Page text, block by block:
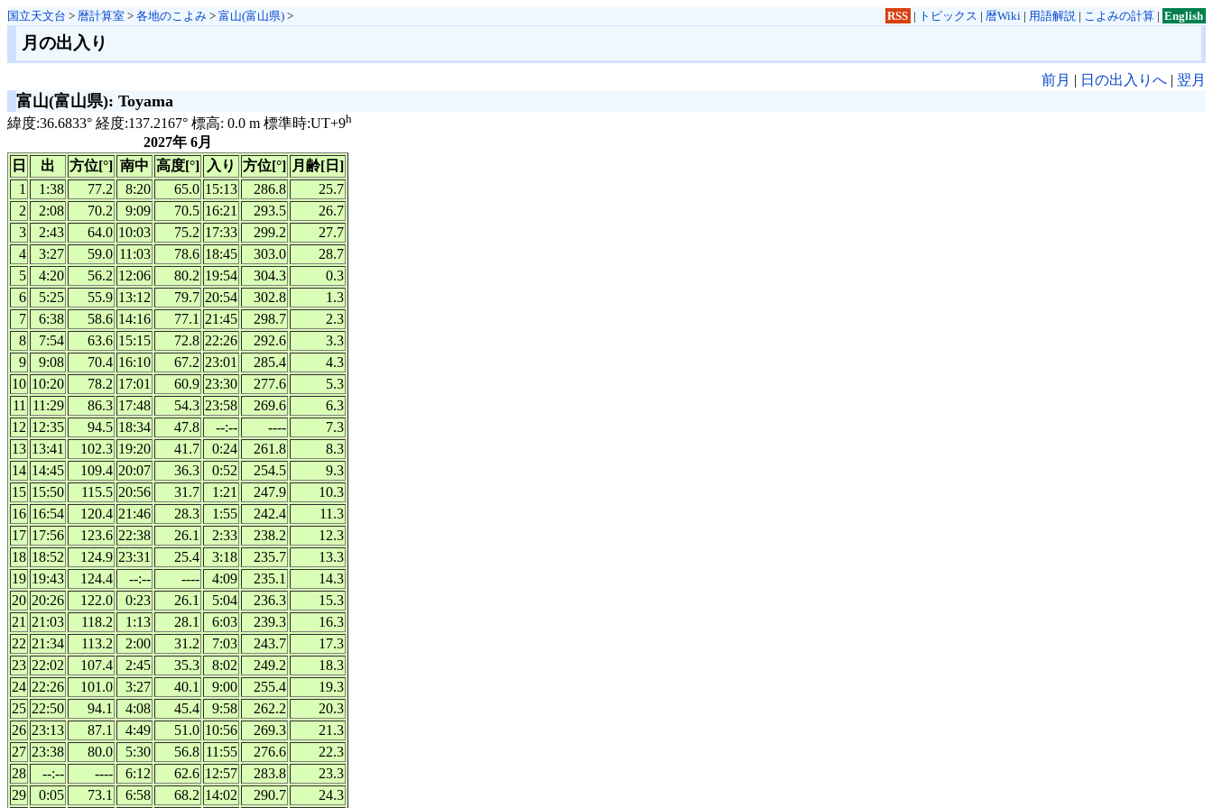
国立天文台 > 暦計算室 > 各地のこよみ > 富山(富山県) > RSS | トピックス | 暦Wiki| 用語解説| こよみの計算| English
月の出入り
前月 | 日の出入りへ | 翌月
富山(富山県): Toyama
緯度:36.6833° 経度:137.2167° 標高: 0.0 m 標準時:UT+9h
2027年 6月
日
出 方位[°] 南中 高度[°] 入り 方位[°] 月齢[日]
1
1:38 77.2 8:20 65.0 15:13 286.8
25.7
2
2:08 70.2 9:09 70.5 16:21 293.5
26.7
3
2:43 64.0 10:03 75.2 17:33 299.2
27.7
4
3:27 59.0 11:03 78.6 18:45 303.0
28.7
5
4:20 56.2 12:06 80.2 19:54 304.3
0.3
6
5:25 55.9 13:12 79.7 20:54 302.8
1.3
7
6:38 58.6 14:16 77.1 21:45 298.7
2.3
8
7:54 63.6 15:15 72.8 22:26 292.6
3.3
9
9:08 70.4 16:10 67.2 23:01 285.4
4.3
10 10:20 78.2 17:01 60.9 23:30 277.6
5.3
11 11:29 86.3 17:48 54.3 23:58 269.6
6.3
12 12:35 94.5 18:34 47.8 --:-- ----
7.3
13 13:41 102.3 19:20 41.7 0:24 261.8
8.3
14 14:45 109.4 20:07 36.3 0:52 254.5
9.3
15 15:50 115.5 20:56 31.7 1:21 247.9
10.3
16 16:54 120.4 21:46 28.3 1:55 242.4
11.3
17 17:56 123.6 22:38 26.1 2:33 238.2
12.3
18 18:52 124.9 23:31 25.4 3:18 235.7
13.3
19 19:43 124.4 --:-- ---- 4:09 235.1
14.3
20 20:26 122.0 0:23 26.1 5:04 236.3
15.3
21 21:03 118.2 1:13 28.1 6:03 239.3
16.3
22 21:34 113.2 2:00 31.2 7:03 243.7
17.3
23 22:02 107.4 2:45 35.3 8:02 249.2
18.3
24 22:26 101.0 3:27 40.1 9:00 255.4
19.3
25 22:50 94.1 4:08 45.4 9:58 262.2
20.3
26 23:13 87.1 4:49 51.0 10:56 269.3
21.3
27 23:38 80.0 5:30 56.8 11:55 276.6
22.3
28
--:-- ---- 6:12 62.6 12:57 283.8
23.3
29
0:05 73.1 6:58 68.2 14:02 290.7 24.3